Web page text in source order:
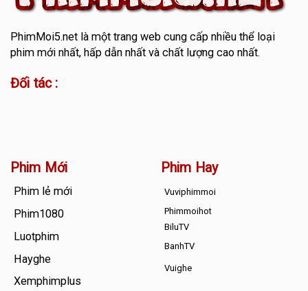
PhimMoi5.netlà một trang web cung cấp nhiều thể loại
phim mới nhất, hấp dẫn nhất và chất lượng cao nhất.
Đối tác :
Phim Mới
Phim lẻ mới
Phim1080
Luotphim
Hayghe
Xemphimplus
Phim Hay
Vuviphimmoi
Phimmoihot
BiluTV
BanhTV
Vuighe